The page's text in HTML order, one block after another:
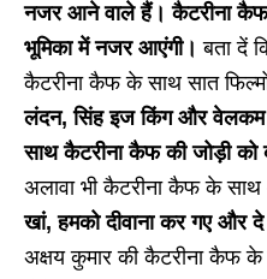
नजर आने वाले हैं। कैटरीना
भूमिका में नजर आएंगी।बता दें
कैटरीना कैफ के साथ सात
लंदन, सिंह इज किंग और वेलकम
साथ कैटरीना कैफ की जोड़ी को
अलावा भी कैटरीना कैफ के
खां, हमको दीवाना कर गए
अक्षय कुमार की कैटरीना कैफ के